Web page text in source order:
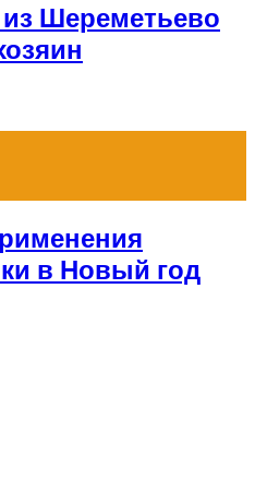
Шереметьево
в Новый год